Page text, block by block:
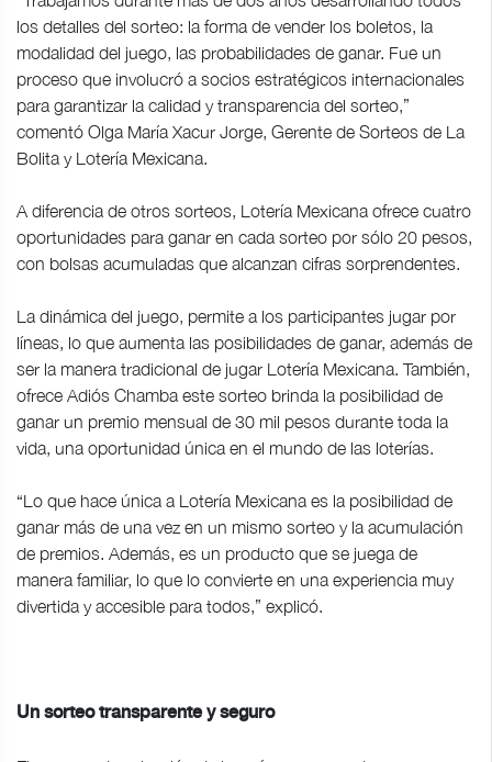
los detalles del sorteo: la forma de vender los boletos, la
modalidad del juego, las probabilidades de ganar. Fue un
proceso que involucró a socios estratégicos internacionales
para garantizar la calidad y transparencia del sorteo,”
comentó Olga María Xacur Jorge, Gerente de Sorteos de La
Bolita y Lotería Mexicana.
A diferencia de otros sorteos, Lotería Mexicana ofrece cuatro
oportunidades para ganar en cada sorteo por sólo 20 pesos,
con bolsas acumuladas que alcanzan cifras sorprendentes.
La dinámica del juego, permite a los participantes jugar por
líneas, lo que aumenta las posibilidades de ganar, además de
ser la manera tradicional de jugar Lotería Mexicana. También,
ofrece Adiós Chamba este sorteo brinda la posibilidad de
ganar un premio mensual de 30 mil pesos durante toda la
vida, una oportunidad única en el mundo de las loterías.
“Lo que hace única a Lotería Mexicana es la posibilidad de
ganar más de una vez en un mismo sorteo y la acumulación
de premios. Además, es un producto que se juega de
manera familiar, lo que lo convierte en una experiencia muy
divertida y accesible para todos,” explicó.
Un sorteo transparente y seguro